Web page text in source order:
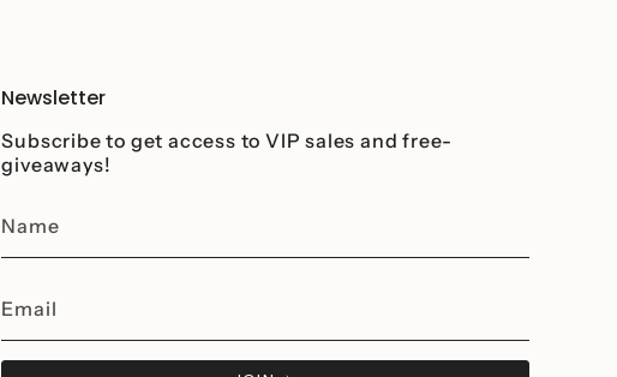
Newsletter
Subscribe to get access to VIP sales and free-
giveaways!